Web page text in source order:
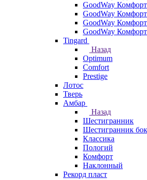
GoodWay Комфорт
GoodWay
GoodWay
GoodWay
Tingard
Назад
Optimum
Comfort
Prestige
Лотос
Тверь
Амбар
Назад
Шестигранник
Шестигранник
Классика
Пологий
Комфорт
Наклонный
Рекорд пласт